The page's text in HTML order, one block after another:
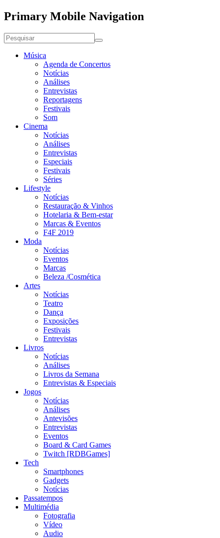
Primary Mobile Navigation
Música
Agenda de Concertos
Notícias
Análises
Entrevistas
Reportagens
Festivais
Som
Cinema
Notícias
Análises
Entrevistas
Especiais
Festivais
Séries
Lifestyle
Notícias
Restauração & Vinhos
Hotelaria & Bem-estar
Marcas & Eventos
F4F 2019
Moda
Notícias
Eventos
Marcas
Beleza /Cosmética
Artes
Notícias
Teatro
Dança
Exposições
Festivais
Entrevistas
Livros
Notícias
Análises
Livros da Semana
Entrevistas & Especiais
Jogos
Notícias
Análises
Antevisões
Entrevistas
Eventos
Board & Card Games
Twitch [RDBGames]
Tech
Smartphones
Gadgets
Notícias
Passatempos
Multimédia
Fotografia
Vídeo
Audio